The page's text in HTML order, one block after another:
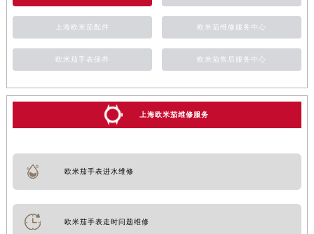
上海欧米茄配件 欧米茄维修服务中心
欧米茄手表保养 欧米茄售后服务中心
上海欧米茄维修服务
欧米茄手表进水维修
欧米茄手表走时问题维修